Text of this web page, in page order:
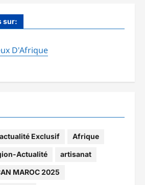
sur:
D'Afrique
actualité Exclusif Afrique
Actualité artisanat
MAROC 2025